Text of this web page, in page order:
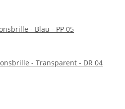
- Blau - PP 05